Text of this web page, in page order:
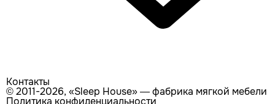
Контакты
© 2011-2026, «Sleep House» — фабрика мягкой мебели
Политика конфиденциальности